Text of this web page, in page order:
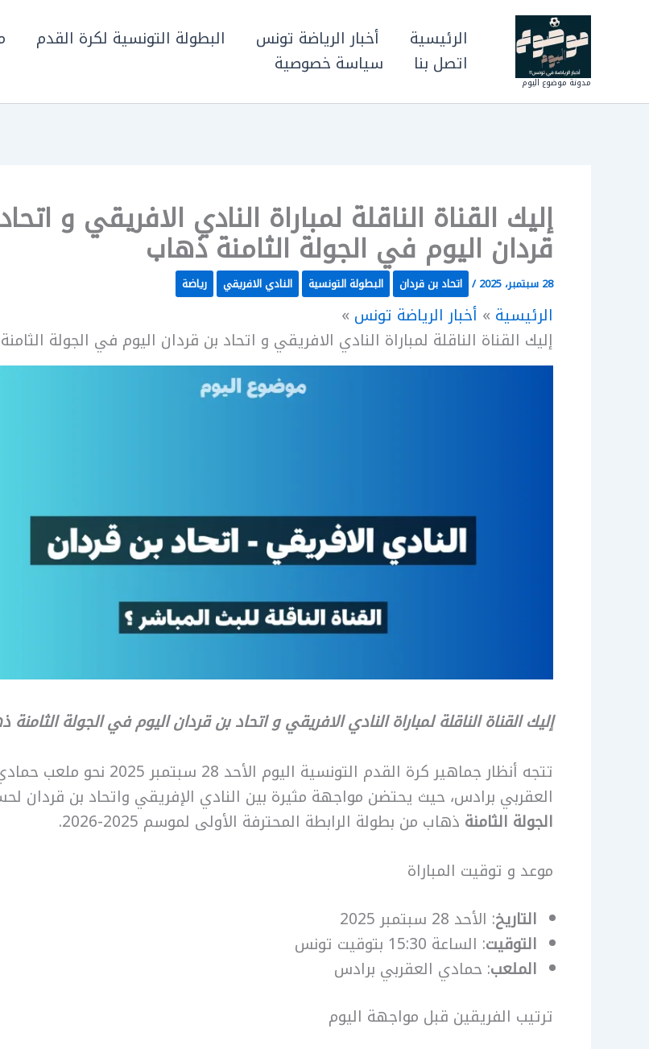
مدونة موضوع اليوم
الرئيسية أخبار الرياضة تونس البطولة التونسية لكرة القدم
اتصل بنا
سياسة خصوصية
إليك القناة الناقلة لمباراة النادي الافريقي و
قردان اليوم في الجولة الثامنة ذهاب
28 سبتمبر، 2025 / اتحاد بن قردان البطولة التونسية النادي الافريقي رياضة
الرئيسية
أخبار الرياضة تونس
إليك القناة الناقلة لمباراة النادي الافريقي و اتحاد بن قردان اليوم في الجولة
إليك القناة الناقلة لمباراة النادي الافريقي و اتحاد بن قردان اليوم في الجولة الثامنة
تتجه أنظار جماهير كرة القدم التونسية اليوم الأحد 28 سبتمبر 2025 نحو
العقربي برادس، حيث يحتضن مواجهة مثيرة بين النادي الإفريقي واتحاد بن قردان
الجولة الثامنة ذهاب من بطولة الرابطة المحترفة الأولى لموسم 2025-2026.
موعد و توقيت المباراة
التاريخ: الأحد 28 سبتمبر 2025
التوقيت: الساعة 15:30 بتوقيت تونس
الملعب: حمادي العقربي برادس
ترتيب الفريقين قبل مواجهة اليوم